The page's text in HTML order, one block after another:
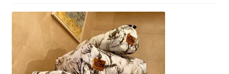
Bag & Accessory
Custom Charge